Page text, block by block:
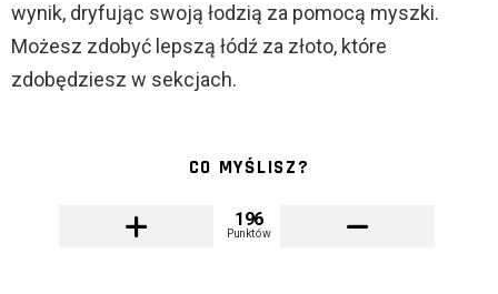
wynik, dryfując swoją łodzią za pomocą myszki.
Możesz zdobyć lepszą łódź za złoto, które
zdobędziesz w sekcjach.
CO MYŚLISZ?
196
Punktów